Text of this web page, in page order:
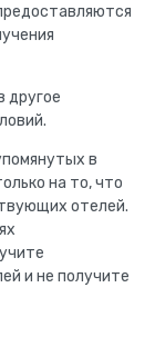
другое
в
на то, что
отелей.
и не получите